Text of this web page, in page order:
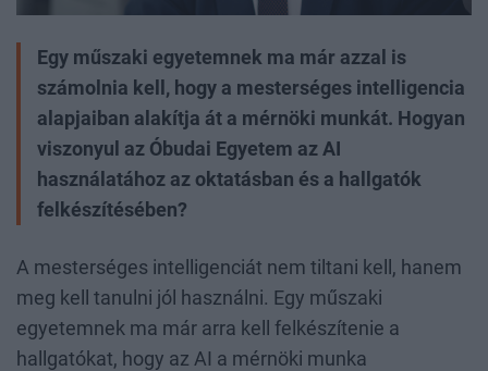
Egy műszaki egyetemnek ma már azzal is
számolnia kell, hogy a mesterséges intelligencia
alapjaiban alakítja át a mérnöki munkát. Hogyan
viszonyul az Óbudai Egyetem az AI
használatához az oktatásban és a hallgatók
felkészítésében?
A mesterséges intelligenciát nem tiltani kell, hanem
meg kell tanulni jól használni. Egy műszaki
egyetemnek ma már arra kell felkészítenie a
hallgatókat, hogy az AI a mérnöki munka